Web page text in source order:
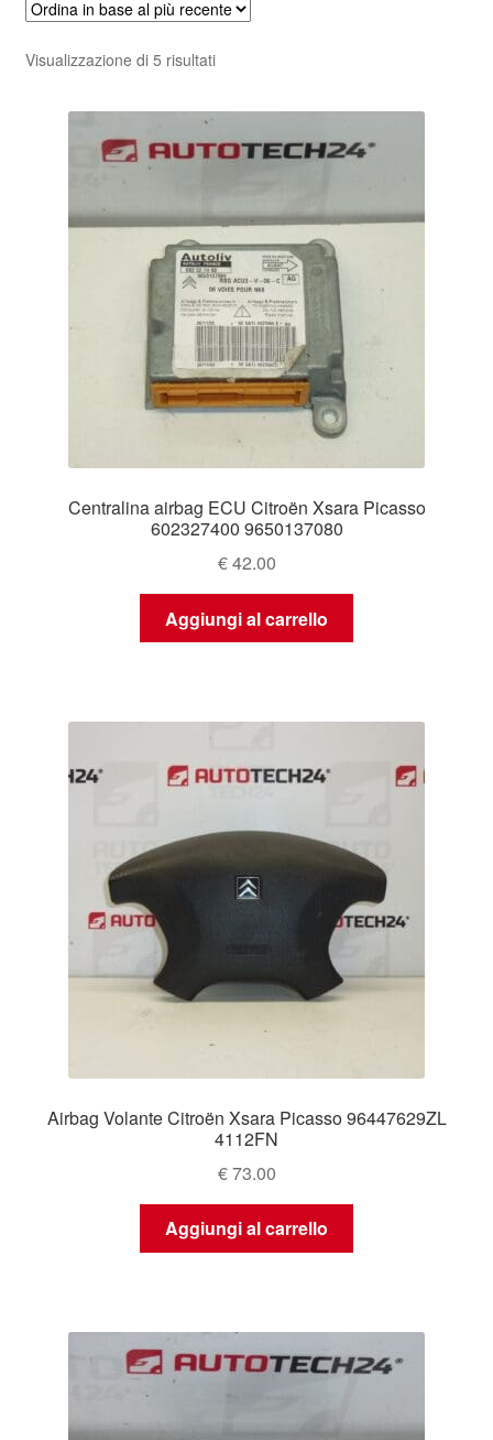
Procedura di Reclamo
Registratore di cassa
Spedizione in tutto il mondo
Termini e condizioni
Visualizzazione di 5 risultatiOrdina
base
più
Centralina airbag ECU Citroën Xsara Picasso
602327400 9650137080
€42.00
Aggiungi al carrello
Airbag Volante Citroën Xsara Picasso 96447629ZL
4112FN
€73.00
Aggiungi al carrello